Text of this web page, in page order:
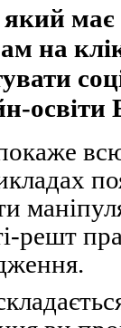
на
освіти
решт